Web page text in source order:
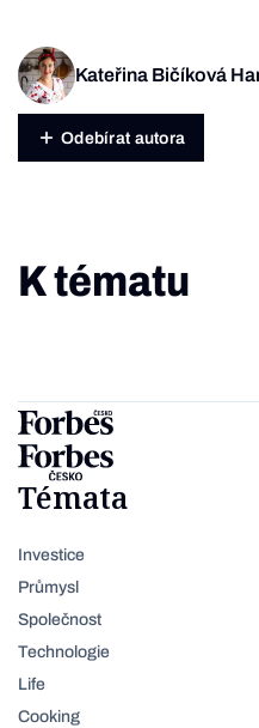
Kateřina Bičíková
Odebírat autora
K tématu
Témata
Investice
Průmysl
Společnost
Technologie
Life
Cooking